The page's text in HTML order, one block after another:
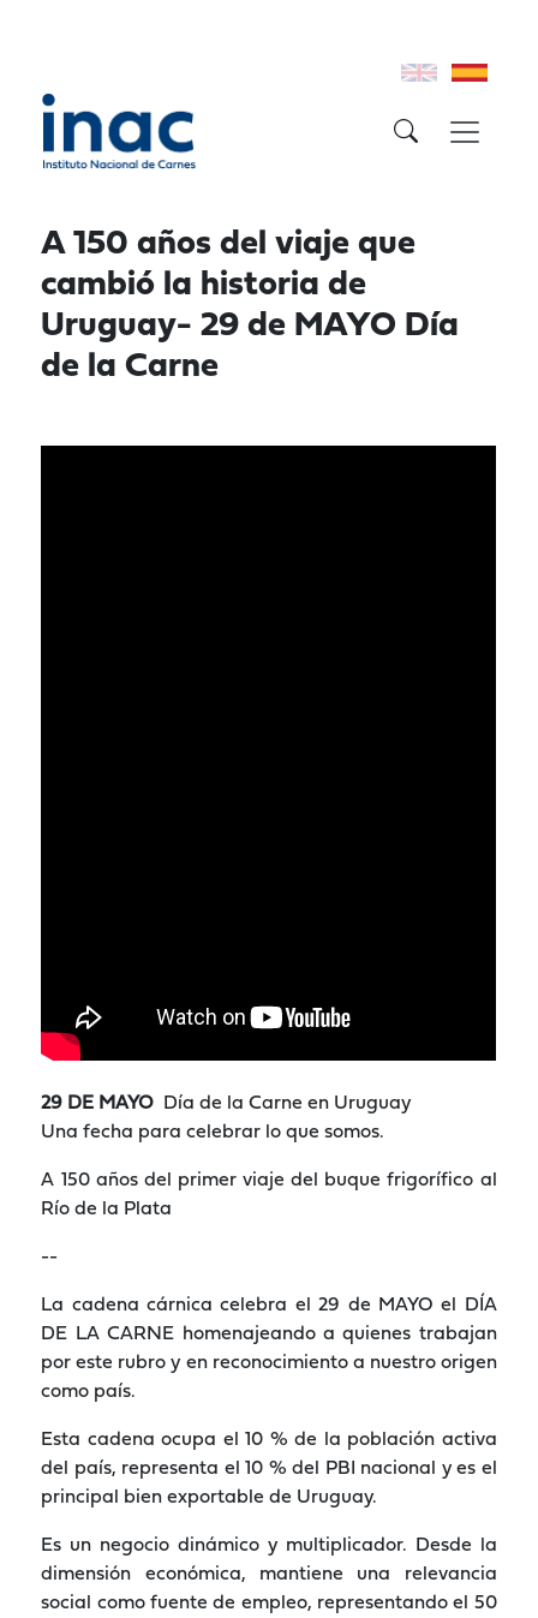
A 150 años del viaje que
cambió la historia de
Uruguay- 29 de MAYO Día
de la Carne
29 DE MAYO Día de la Carne en Uruguay
Una fecha para celebrar lo que somos.
A 150 años del primer viaje del buque frigorífico al
Río de la Plata
--
La cadena cárnica celebra el 29 de MAYO el DÍA
DE LA CARNE homenajeando a quienes trabajan
por este rubro y en reconocimiento a nuestro origen
como país.
Esta cadena ocupa el 10 % de la población activa
del país, representa el 10 % del PBI nacional y es el
principal bien exportable de Uruguay.
Es un negocio dinámico y multiplicador. Desde la
dimensión económica, mantiene una relevancia
social como fuente de empleo, representando el 50